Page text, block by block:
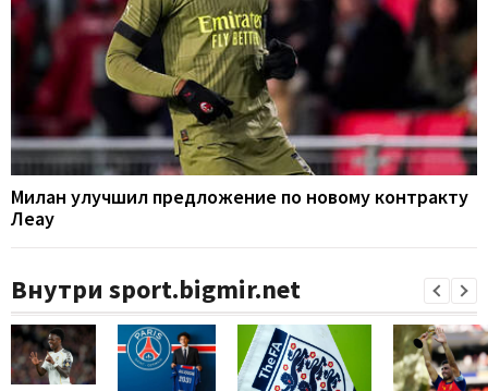
Милан улучшил предложение по новому контракту
Леау
Внутри sport.bigmir.net